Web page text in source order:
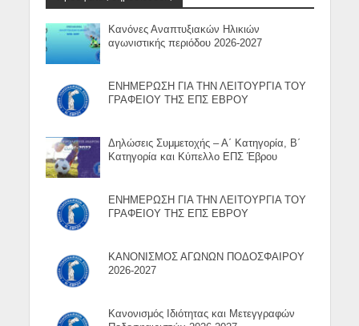
Κανόνες Αναπτυξιακών Ηλικιών
αγωνιστικής περιόδου 2026-2027
ΕΝΗΜΕΡΩΣΗ ΓΙΑ ΤΗΝ ΛΕΙΤΟΥΡΓΙΑ ΤΟΥ
ΓΡΑΦΕΙΟΥ ΤΗΣ ΕΠΣ ΕΒΡΟΥ
Δηλώσεις Συμμετοχής – Α΄ Κατηγορία, Β΄
Κατηγορία και Κύπελλο ΕΠΣ Έβρου
ΕΝΗΜΕΡΩΣΗ ΓΙΑ ΤΗΝ ΛΕΙΤΟΥΡΓΙΑ ΤΟΥ
ΓΡΑΦΕΙΟΥ ΤΗΣ ΕΠΣ ΕΒΡΟΥ
ΚΑΝΟΝΙΣΜΟΣ ΑΓΩΝΩΝ ΠΟΔΟΣΦΑΙΡΟΥ
2026-2027
Κανονισμός Ιδιότητας και Μετεγγραφών